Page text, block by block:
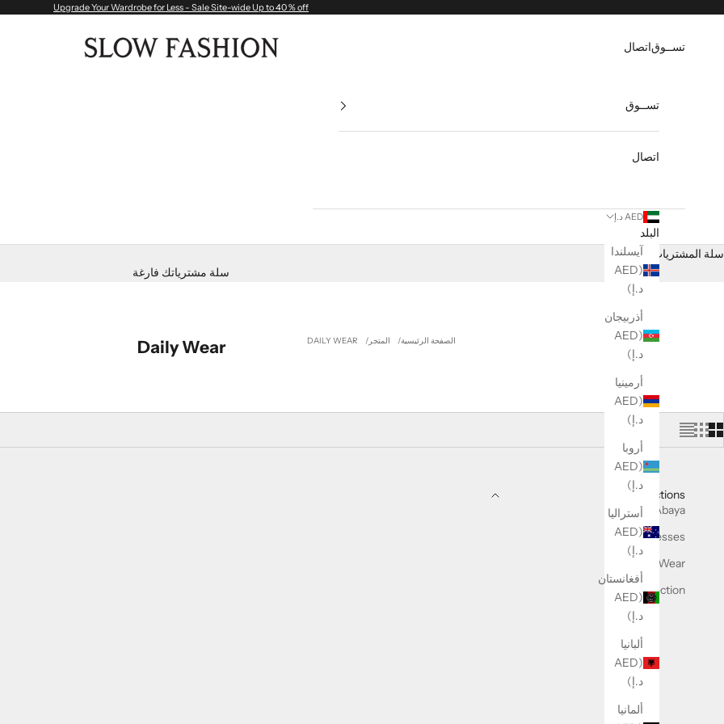
Upgrade Your Wardrobe for Less - Sale Site-wide Up to 40 % off
Slow Fashion تســوقاتصال
تســوق
اتصال
AED د.إ
البلد
آيسلندا
(AED
د.إ)
أذربيجان
(AED
د.إ)
أرمينيا
(AED
د.إ)
أروبا
(AED
د.إ)
أستراليا
(AED
د.إ)
أفغانستان
(AED
د.إ)
ألبانيا
(AED
د.إ)
ألمانيا
سلة المشتريات
سلة مشترياتك فارغة
الصفحة الرئيسية المتجر DAILY WEAR
Daily Wear
Collections
Abaya
Dresses
Travel Wear
Kids Collection